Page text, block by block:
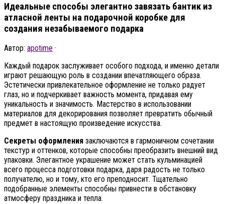
Идеальные способы элегантно завязать бантик из
атласной ленты на подарочной коробке для
создания незабываемого подарка
Автор: apotime ·
Каждый подарок заслуживает особого подхода, и именно детали
играют решающую роль в создании впечатляющего образа.
Эстетически привлекательное оформление не только радует
глаз, но и подчеркивает важность момента, придавая ему
уникальность и значимость. Мастерство в использовании
материалов для декорирования позволяет превратить обычный
предмет в настоящую произведение искусства.
Секреты оформления заключаются в гармоничном сочетании
текстур и оттенков, которые способны преобразить внешний вид
упаковки. Элегантное украшение может стать кульминацией
всего процесса подготовки подарка, даря радость не только
получателю, но и тому, кто его преподносит. Тщательно
подобранные элементы способны привнести в обстановку
атмосферу праздника и тепла.